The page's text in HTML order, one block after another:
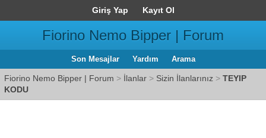
Giriş Yap Kayıt Ol
Fiorino Nemo Bipper | Forum
Son Mesajlar Yardım Arama
Fiorino Nemo Bipper | Forum > İlanlar > Sizin İlanlarınız > TEYIP
KODU